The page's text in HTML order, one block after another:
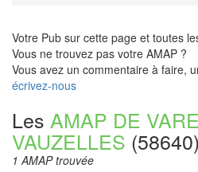
Votre Pub sur cette page et toutes
Vous ne trouvez pas votre AMAP ?
Vous avez un commentaire à faire,
écrivez-nous
Les AMAP DE
VAUZELLES (58640)
1 AMAP trouvée